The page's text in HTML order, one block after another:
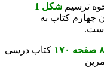
ترسیم
شکل 1
چهارم کتاب به
است.
کتاب درسی